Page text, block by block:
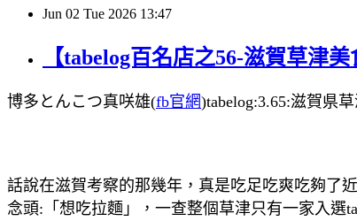
Jun 02 Tue 2026 13:47
【tabelog百名店之56-滋賀草津
博多とんこつ真咲雄(fb官網)tabelog:3.65:滋賀県
話說在滋賀考察的那幾年，真是吃足吃爽吃夠了
念頭:「想吃拉麵」，一查整個草津只有一家入選